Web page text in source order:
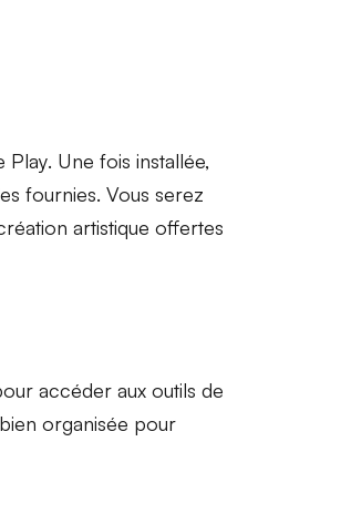
Play. Une fois installée,
fournies. Vous serez
artistique offertes
accéder aux outils de
organisée pour